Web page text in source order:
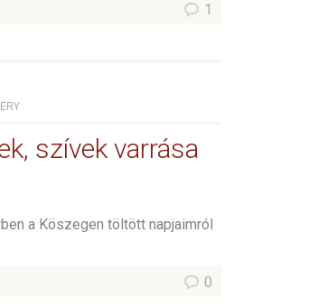
1
szívek varrása
a Köszegen töltött napjaimról
0